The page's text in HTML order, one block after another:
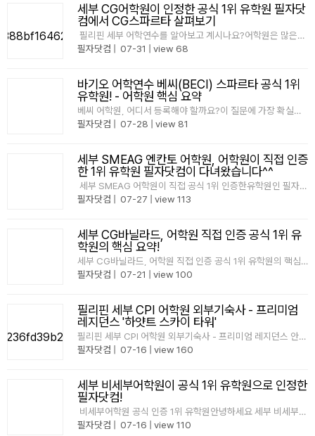
세부 CG어학원이 인정한 공식 1위 유학원 필자닷
컴에서 CG스파르타 살펴보기
필리핀 세부 어학연수를 알아보고 계시나요?어학원은 많은데
어디가 나에게 맞는지,또 어떤 유학원을 통해준비해야 할지 고
민되신다면필자닷컴을 가장 먼저 확인해 보세요. CG어학원
필자닷컴 07-31 view 68
바기오 어학연수 베씨(BECI) 스파르타 공식 1위
유학원! - 어학원 핵심 요약
베씨 어학원, 어디서 등록해야 할까요?이 질문에 가장 확실한
답을 드릴 수 있습니다.​베씨 어학원이 직접 인증한 사실이거든
요.2025년 베씨 어학원 등록생을 가장 많이보낸 유학원이 바
필자닷컴 07-28 view 81
세부 SMEAG 엔칸토 어학원, 어학원이 직접 인증
한 1위 유학원 필자닷컴이 다녀왔습니다^^
세부 SMEAG 어학원이 직접 공식 1위 인증한유학원인 필자닷
컴입니다~!"1위"는 스스로 정하는 것이 아닌진짜 1위는 어학원
이 직접 확인한데이터로 증명이 됩니다. SMEAG 어학원 학
필자닷컴 07-27 view 113
세부 CG바닐라드, 어학원 직접 인증 공식 1위 유
학원의 핵심 요약!
세부 CG바닐라드, 어학원 직접 인증 공식 1위 유학원의 핵심
요약!세부 어학연수, 어디서부터 준비해야 할지 막막하시죠?
어학원 선택도 중요하지만어떤 유학원을 통해 준비하느냐도정
필자닷컴 07-21 view 100
필리핀 세부 CPI 어학원 외부기숙사 - 프리미엄
레지던스 '하얏트 스카이 타워'
필리핀 세부 CPI 어학원 외 부기숙사 - 프리미엄 레지던스 안녕
하세요!필리핀 어학연수 전문 필자닷컴 매니저,CHERRY입니
다~​세부 CPI 어학원 이번에 드디어 CPI 최초로 외부기숙사가
필자닷컴 07-16 view 160
세부 비세부어학원이 공식 1위 유학원으로 인정한
필자닷컴!
비세부어학원 공식 인증 1위 유학원안녕하세요 세부 비세부어
학원에서직접 공식 1위로 인증한 필리핀 1등 유학원 필자닷컴
입니다. '왜 공식 인증 유학원이 중요할까요?'​필리핀 어학연
필자닷컴 07-16 view 110